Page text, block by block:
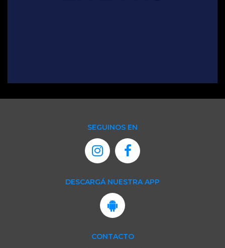
SEGUINOS EN
DESCARGÁ NUESTRA APP
CONTACTO